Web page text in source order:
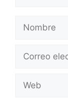
Nombre
Correo
Web